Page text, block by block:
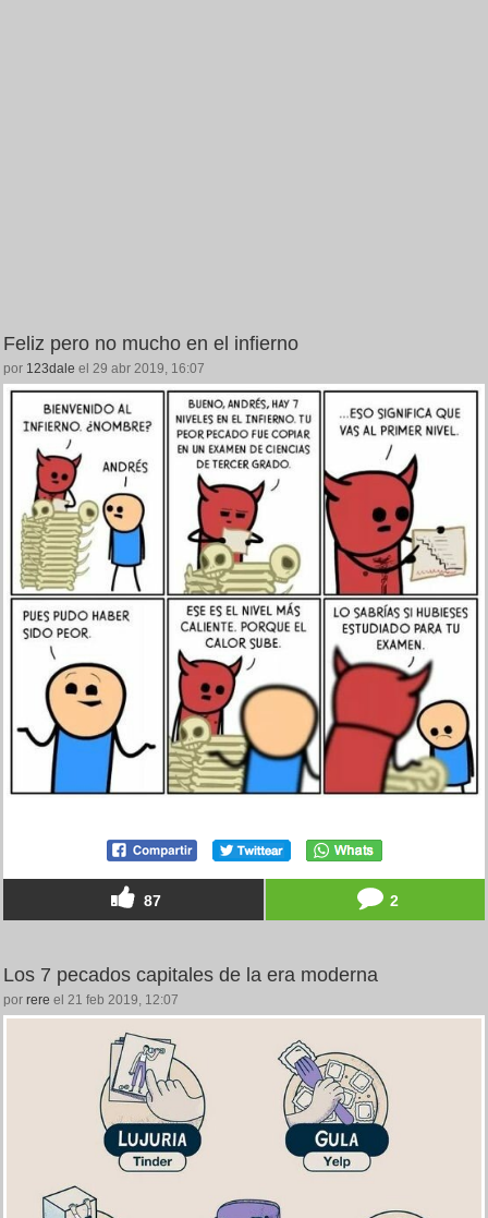
Feliz pero no mucho en el infierno
por 123dale el 29 abr 2019, 16:07
87 2
Los 7 pecados capitales de la era moderna
por rere el 21 feb 2019, 12:07